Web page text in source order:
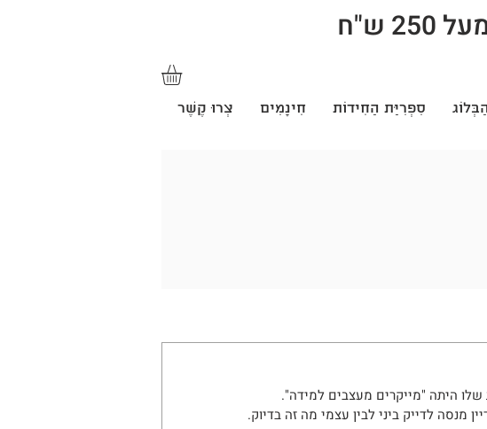
ש"ח
הַבְּלוֹג סִפְרִיַּת הַחִידוֹת חִינָמִים צְרוּ קֶשֶׁר
מנסה לדייק ביני לבין עצמי מה זה בדיוק.